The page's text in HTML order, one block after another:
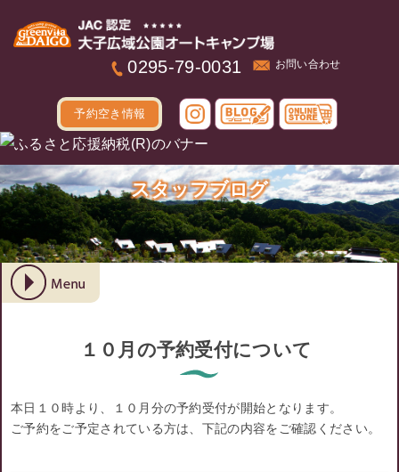
0295-79-0031 お問い合わせ
予約空き情報
スタッフブログ
１０月の予約受付について
本日１０時より、１０月分の予約受付が開始となります。
ご予約をご予定されている方は、下記の内容をご確認ください。